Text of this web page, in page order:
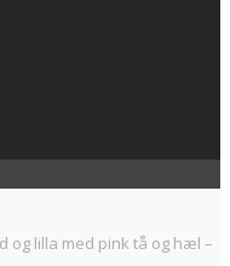
og lilla med pink tå og hæl –